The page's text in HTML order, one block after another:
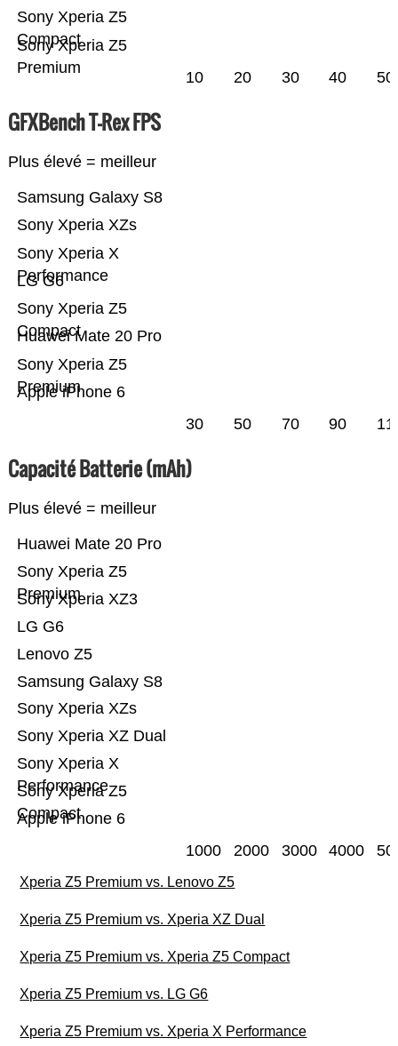
Sony Xperia Z5
Premium
Sony Xperia Z5
Compact
10 20 30 40 50
GFXBench T-Rex FPS
Plus élevé = meilleur
Apple iPhone 6
Sony Xperia Z5
Premium
Huawei Mate 20 Pro
Sony Xperia Z5
Compact
LG G6
Sony Xperia X
Performance
Sony Xperia XZs
Samsung Galaxy S8
30 50 70 90
Capacité Batterie (mAh)
Plus élevé = meilleur
Apple iPhone 6
Sony Xperia Z5
Compact
Sony Xperia X
Performance
Sony Xperia XZ Dual
Sony Xperia XZs
Samsung Galaxy S8
Lenovo Z5
LG G6
Sony Xperia XZ3
Sony Xperia Z5
Premium
Huawei Mate 20 Pro
1000 2000 3000 4000
Xperia Z5 Premium vs. Lenovo Z5
Xperia Z5 Premium vs. Xperia XZ Dual
Xperia Z5 Premium vs. Xperia Z5 Compact
Xperia Z5 Premium vs. LG G6
Xperia Z5 Premium vs. Xperia X Performance